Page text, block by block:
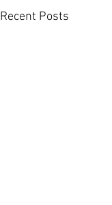
Recent Posts